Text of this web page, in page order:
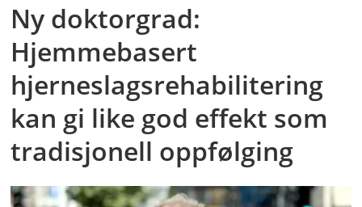
Ny doktorgrad:
Hjemmebasert
hjerneslagsrehabilitering
kan gi like god effekt som
tradisjonell oppfølging